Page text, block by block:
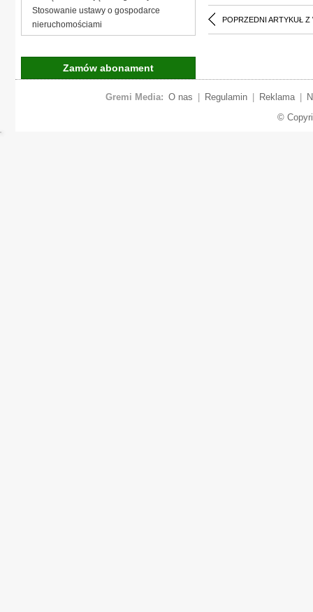
POPRZEDNI ARTYKUŁ Z
Stosowanie ustawy o gospodarce
nieruchomościami
Zamów abonament
Gremi Media: O nas Regulamin Reklama
©